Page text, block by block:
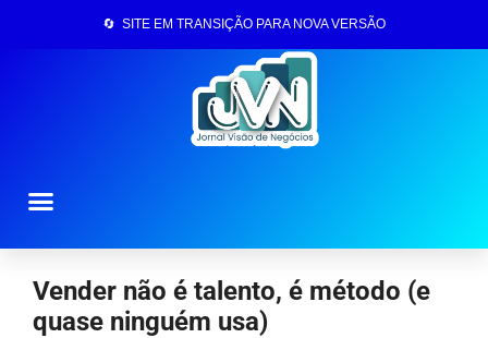
🔄 SITE EM TRANSIÇÃO PARA NOVA VERSÃO
Vender não é talento, é método (e
quase ninguém usa)